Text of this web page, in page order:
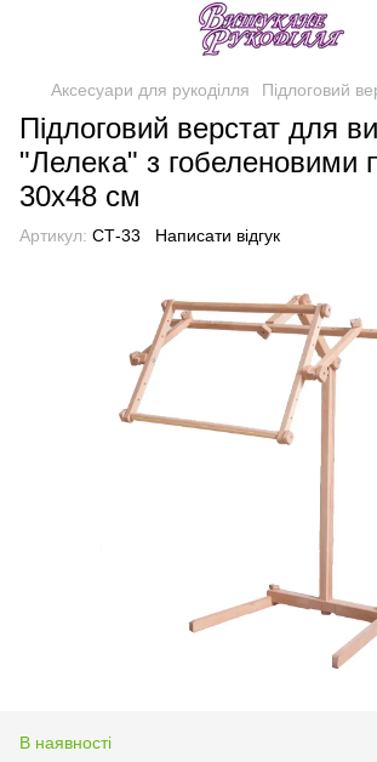
Аксесуари для рукоділля Підлоговий
Підлоговий верстат для
"Лелека" з гобеленовими
30х48 см
Артикул: СТ-33 Написати відгук
В наявності